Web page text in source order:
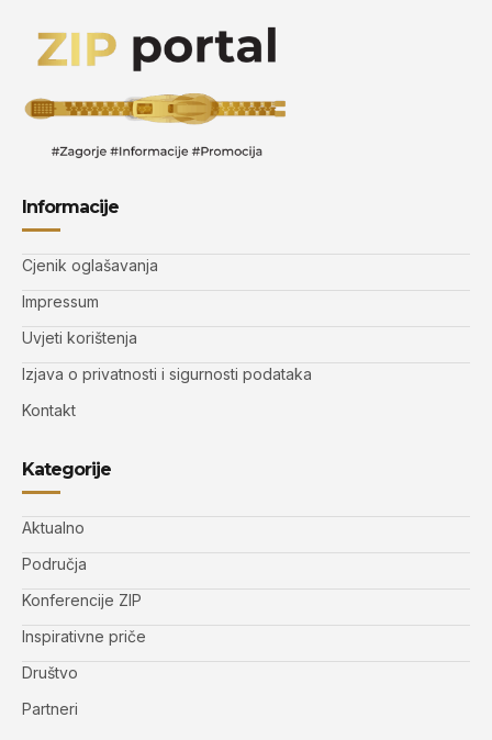
Informacije
Cjenik oglašavanja
Impressum
Uvjeti korištenja
Izjava o privatnosti i sigurnosti podataka
Kontakt
Kategorije
Aktualno
Područja
Konferencije ZIP
Inspirativne priče
Društvo
Partneri